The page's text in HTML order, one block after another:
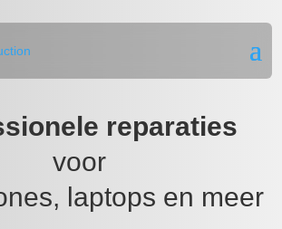
reparaties
voor
laptops en meer